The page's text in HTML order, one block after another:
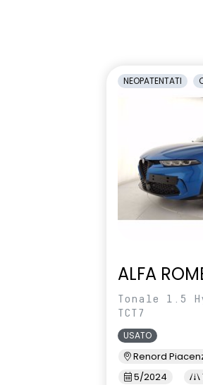
NEOPATENTATI
ALFA
Tonale 1.5
TCT7
USATO
Renord
5/2024